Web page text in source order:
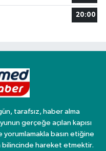
20:00
tarafsız, haber alma
gerçeğe açılan kapısı
yorumlamakla basın etiğine
bilincinde hareket etmektir.